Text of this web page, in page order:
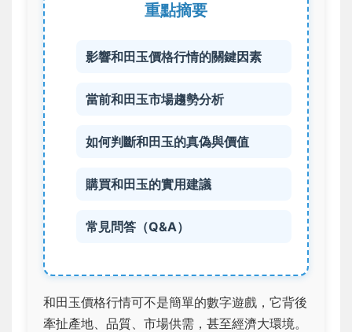
重點摘要
影響和田玉價格行情的關鍵因素
當前和田玉市場趨勢分析
如何判斷和田玉的真偽與價值
購買和田玉的實用建議
常見問答（Q&A）
和田玉價格行情可不是簡單的數字遊戲，它背後
牽扯產地、品質、市場供需，甚至經濟大環境。